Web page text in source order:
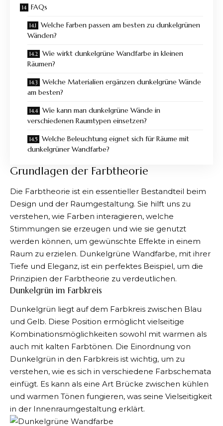
FAQs
Welche Farben passen am besten zu dunkelgrünen
Wänden?
Wie wirkt dunkelgrüne Wandfarbe in kleinen
Räumen?
Welche Materialien ergänzen dunkelgrüne Wände
am besten?
Wie kann man dunkelgrüne Wände in
verschiedenen Raumtypen einsetzen?
Welche Beleuchtung eignet sich für Räume mit
dunkelgrüner Wandfarbe?
Grundlagen der Farbtheorie
Die Farbtheorie ist ein essentieller Bestandteil beim
Design und der Raumgestaltung. Sie hilft uns zu
verstehen, wie Farben interagieren, welche
Stimmungen sie erzeugen und wie sie genutzt
werden können, um gewünschte Effekte in einem
Raum zu erzielen. Dunkelgrüne Wandfarbe, mit ihrer
Tiefe und Eleganz, ist ein perfektes Beispiel, um die
Prinzipien der Farbtheorie zu verdeutlichen.
Dunkelgrün im Farbkreis
Dunkelgrün liegt auf dem Farbkreis zwischen Blau
und Gelb. Diese Position ermöglicht vielseitige
Kombinationsmöglichkeiten sowohl mit warmen als
auch mit kalten Farbtönen. Die Einordnung von
Dunkelgrün in den Farbkreis ist wichtig, um zu
verstehen, wie es sich in verschiedene Farbschemata
einfügt. Es kann als eine Art Brücke zwischen kühlen
und warmen Tönen fungieren, was seine Vielseitigkeit
in der Innenraumgestaltung erklärt.